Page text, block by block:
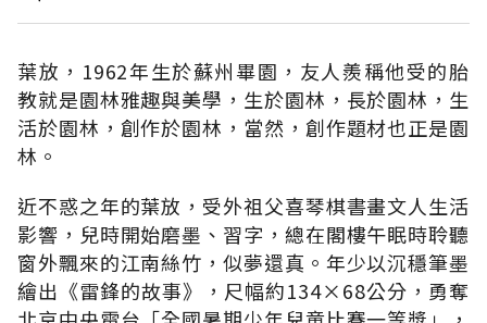
葉放，1962年生於蘇州畢園，友人羨稱他受的胎
教就是園林雅趣與美學，生於園林，長於園林，生
活於園林，創作於園林，當然，創作題材也正是園
林。
近不惑之年的葉放，受外祖父喜琴棋書畫文人生活
影響，兒時開始磨墨、習字，總在閣樓午眠時聆聽
窗外飄來的江南絲竹，似夢還真。年少以沉穩筆墨
繪出《雷鋒的故事》，尺幅約134×68公分，勇奪